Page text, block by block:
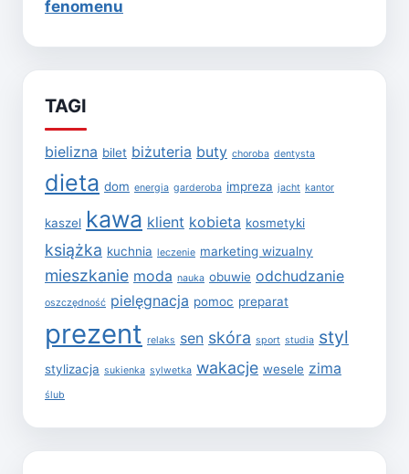
fenomenu
TAGI
bielizna bilet biżuteria buty choroba dentysta
dieta dom energia garderoba impreza jacht kantor
kaszel kawa klient kobieta kosmetyki
książka kuchnia leczenie marketing wizualny
mieszkanie moda nauka obuwie odchudzanie
oszczędność pielęgnacja pomoc preparat
prezent relaks sen skóra sport studia styl
stylizacja sukienka sylwetka wakacje wesele zima
ślub